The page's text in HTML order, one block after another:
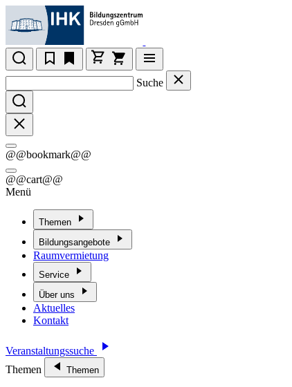
Suche
@@bookmark@@
@@cart@@
Menü
Themen
Bildungsangebote
Raumvermietung
Service
Über uns
Aktuelles
Kontakt
Veranstaltungssuche
Themen
Themen